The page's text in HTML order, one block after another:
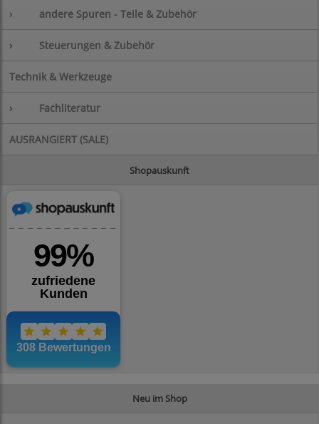
› andere Spuren - Teile & Zubehör
› Steuerungen & Zubehör
Technik & Werkzeuge
› Fachliteratur
AUSRANGIERT (SALE)
Shopauskunft
Neu im Shop